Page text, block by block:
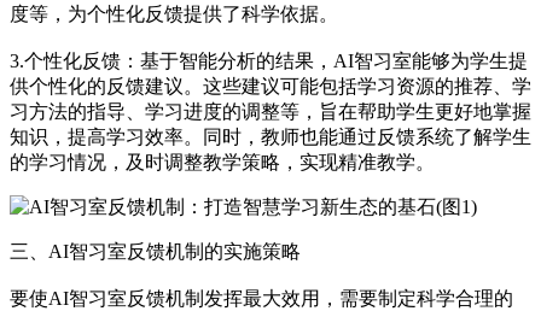
度等，为个性化反馈提供了科学依据。
3.个性化反馈：基于智能分析的结果，AI智习室能够为学生提
供个性化的反馈建议。这些建议可能包括学习资源的推荐、学
习方法的指导、学习进度的调整等，旨在帮助学生更好地掌握
知识，提高学习效率。同时，教师也能通过反馈系统了解学生
的学习情况，及时调整教学策略，实现精准教学。
三、AI智习室反馈机制的实施策略
要使AI智习室反馈机制发挥最大效用，需要制定科学合理的